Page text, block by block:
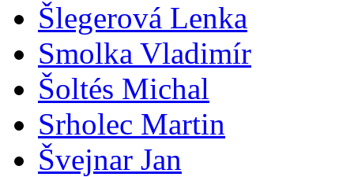
Šlegerová Lenka
Smolka Vladimír
Šoltés Michal
Srholec Martin
Švejnar Jan